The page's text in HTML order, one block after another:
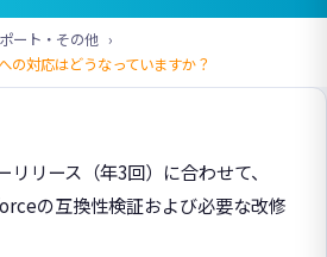
ート・その他
対応はどうなっていますか？
リース（年3回）に合わせて、
の互換性検証および必要な改修